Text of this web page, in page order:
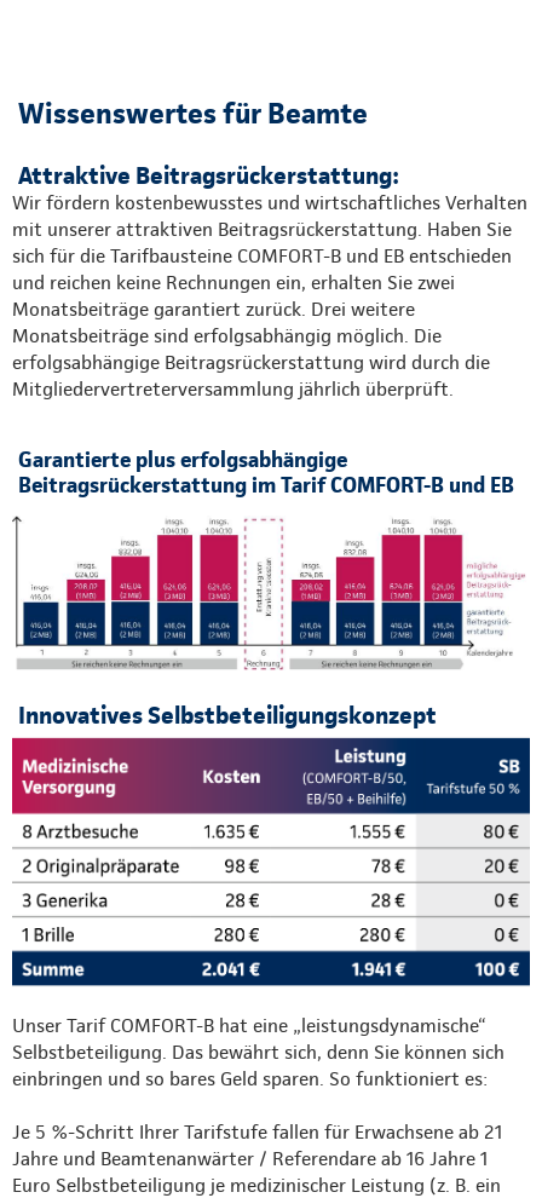
Wissenswertes für Beamte
Attraktive Beitragsrückerstattung:
Wir fördern kostenbewusstes und wirtschaftliches Verhalten
mit unserer attraktiven Beitragsrückerstattung. Haben Sie
sich für die Tarifbausteine COMFORT-B und EB entschieden
und reichen keine Rechnungen ein, erhalten Sie zwei
Monatsbeiträge garantiert zurück. Drei weitere
Monatsbeiträge sind erfolgsabhängig möglich. Die
erfolgsabhängige Beitragsrückerstattung wird durch die
Mitgliedervertreterversammlung jährlich überprüft.
Garantierte plus erfolgsabhängige
Beitragsrückerstattung im Tarif COMFORT-B und EB
Innovatives Selbstbeteiligungskonzept
Unser Tarif COMFORT-B hat eine „leistungsdynamische“
Selbstbeteiligung. Das bewährt sich, denn Sie können sich
einbringen und so bares Geld sparen. So funktioniert es:
Je 5 %-Schritt Ihrer Tarifstufe fallen für Erwachsene ab 21
Jahre und Beamtenanwärter / Referendare ab 16 Jahre 1
Euro Selbstbeteiligung je medizinischer Leistung (z. B. ein